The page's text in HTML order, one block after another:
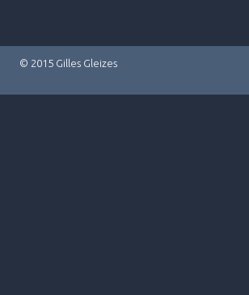
© 2015 Gilles Gleizes